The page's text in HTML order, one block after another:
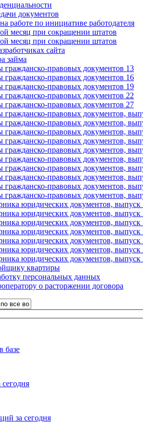
документов
работе по инициативе работодателя
месяц при сокращении штатов
месяц при сокращении штатов
сайта
займа
гражданско-правовых документов 13
гражданско-правовых документов 16
гражданско-правовых документов 19
гражданско-правовых документов 22
гражданско-правовых документов 27
гражданско-правовых документов,
гражданско-правовых документов,
гражданско-правовых документов,
гражданско-правовых документов,
гражданско-правовых документов,
гражданско-правовых документов,
гражданско-правовых документов,
гражданско-правовых документов,
гражданско-правовых документов,
гражданско-правовых документов,
юридических документов, выпуск
юридических документов,
юридических документов,
юридических документов,
юридических документов,
юридических документов,
юридических документов,
квартиры
персональных данных
о расторжении договора
базе
за сегодня